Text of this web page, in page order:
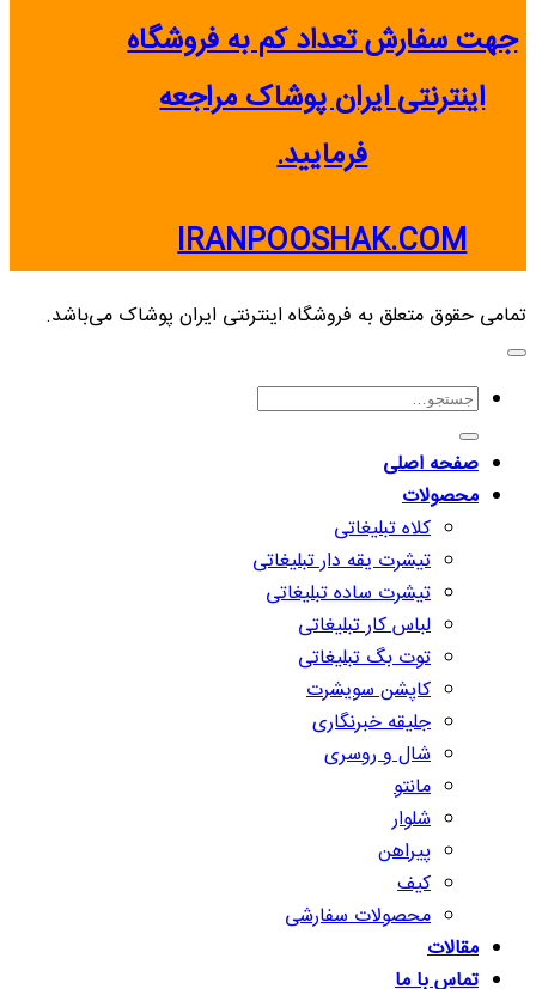
جهت سفارش تعداد کم به فروشگاه
اینترنتی ایران پوشاک مراجعه
فرمایید.
IRANPOOSHAK.COM
تمامی حقوق متعلق به فروشگاه اینترنتی ایران پوشاک می‌باشد.
جستجو
برای:
صفحه اصلی
محصولات
کلاه تبلیغاتی
تیشرت یقه دار تبلیغاتی
تیشرت ساده تبلیغاتی
لباس کار تبلیغاتی
توت بگ تبلیغاتی
کاپشن سویشرت
جلیقه خبرنگاری
شال و روسری
مانتو
شلوار
پیراهن
کیف
محصولات سفارشی
مقالات
تماس با ما